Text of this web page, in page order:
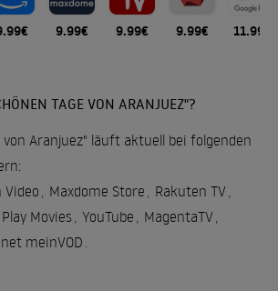
9.99€ 9.99€ 9.99€ 11.99€
TAGE VON ARANJUEZ"?
von Aranjuez" läuft aktuell bei folgenden
Video, Maxdome Store , Rakuten TV,
Movies, YouTube , MagentaTV,
meinVOD .